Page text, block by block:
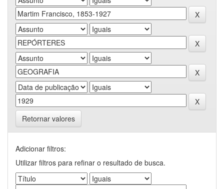
Retornar valores
Adicionar filtros:
Utilizar filtros para refinar o resultado de busca.